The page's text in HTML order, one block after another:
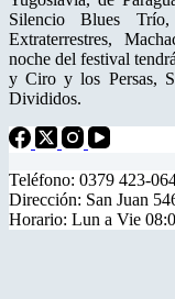
Silencio Blues
Extraterrestres,
noche del festival
y Ciro y los Persas,
Divididos.
Teléfono: 0379 423-
Dirección: San Juan
Horario: Lun a Vie